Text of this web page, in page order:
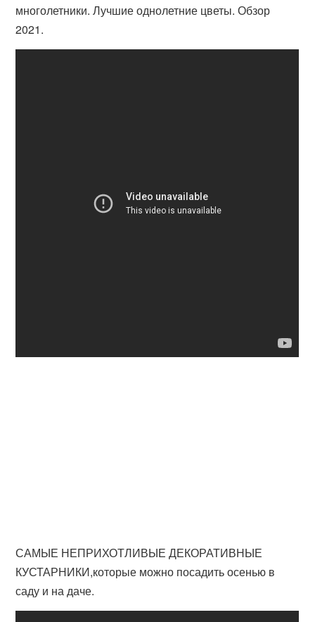
многолетники. Лучшие однолетние цветы. Обзор
2021.
САМЫЕ НЕПРИХОТЛИВЫЕ ДЕКОРАТИВНЫЕ
КУСТАРНИКИ,которые можно посадить осенью в
саду и на даче.